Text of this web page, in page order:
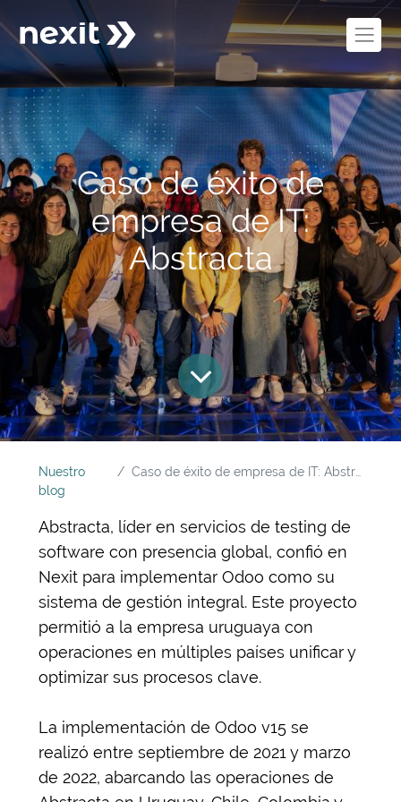
Caso de éxito de
empresa de IT:
Abstracta
Nuestro
blog
Caso de éxito de empresa de IT: Abstracta
Abstracta, líder en servicios de testing de
software con presencia global, confió en
Nexit para implementar Odoo como su
sistema de gestión integral. Este proyecto
permitió a la empresa uruguaya con
operaciones en múltiples países unificar y
optimizar sus procesos clave.
La implementación de Odoo v15 se
realizó entre septiembre de 2021 y marzo
de 2022, abarcando las operaciones de